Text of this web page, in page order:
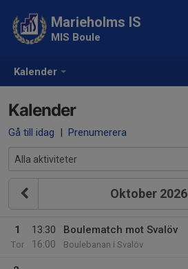
Kalender
Marieholms IS
MIS Boule
Kalender
Gå till idag | Prenumerera
Oktober 2026
1
Tor
13:30
16:00
Boulematch mot Svalöv
Boulebanan i Svalöv